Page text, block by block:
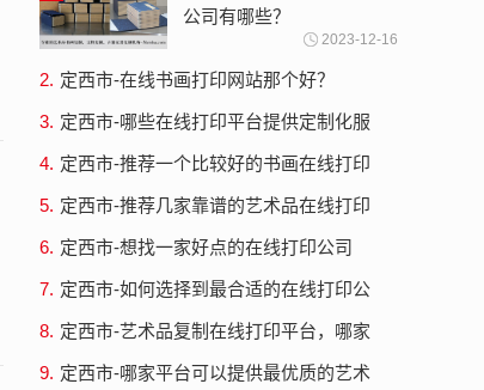
公司有哪些？
2023-12-16
2. 定西市-在线书画打印网站那个好？
3. 定西市-哪些在线打印平台提供定制化服
4. 定西市-推荐一个比较好的书画在线打印
5. 定西市-推荐几家靠谱的艺术品在线打印
6. 定西市-想找一家好点的在线打印公司
7. 定西市-如何选择到最合适的在线打印公
8. 定西市-艺术品复制在线打印平台，哪家
9. 定西市-哪家平台可以提供最优质的艺术